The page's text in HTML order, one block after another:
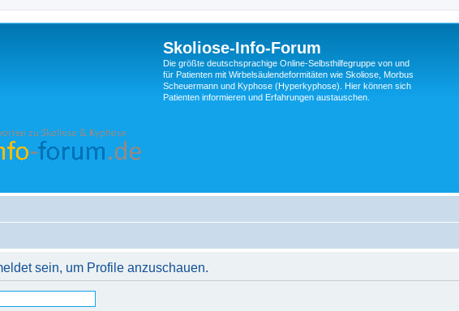
Skoliose-Info-Forum
Die größte deutschsprachige Online-Selbsthilfegruppe von und
für Patienten mit Wirbelsäulendeformitäten wie Skoliose, Morbus
Scheuermann und Kyphose (Hyperkyphose). Hier können sich
Patienten informieren und Erfahrungen austauschen.
sein, um Profile anzuschauen.